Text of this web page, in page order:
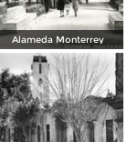
Alameda Monterrey